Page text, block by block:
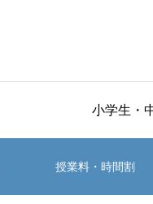
小学生・
授業料・時間割